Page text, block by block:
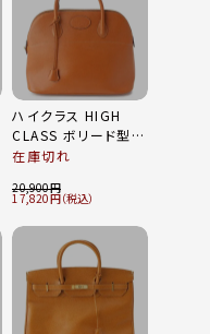
ハイクラス HIGH
CLASS ボリード型
レザー ゴールド金具
キャメル
在庫切れ
20,900
17,820